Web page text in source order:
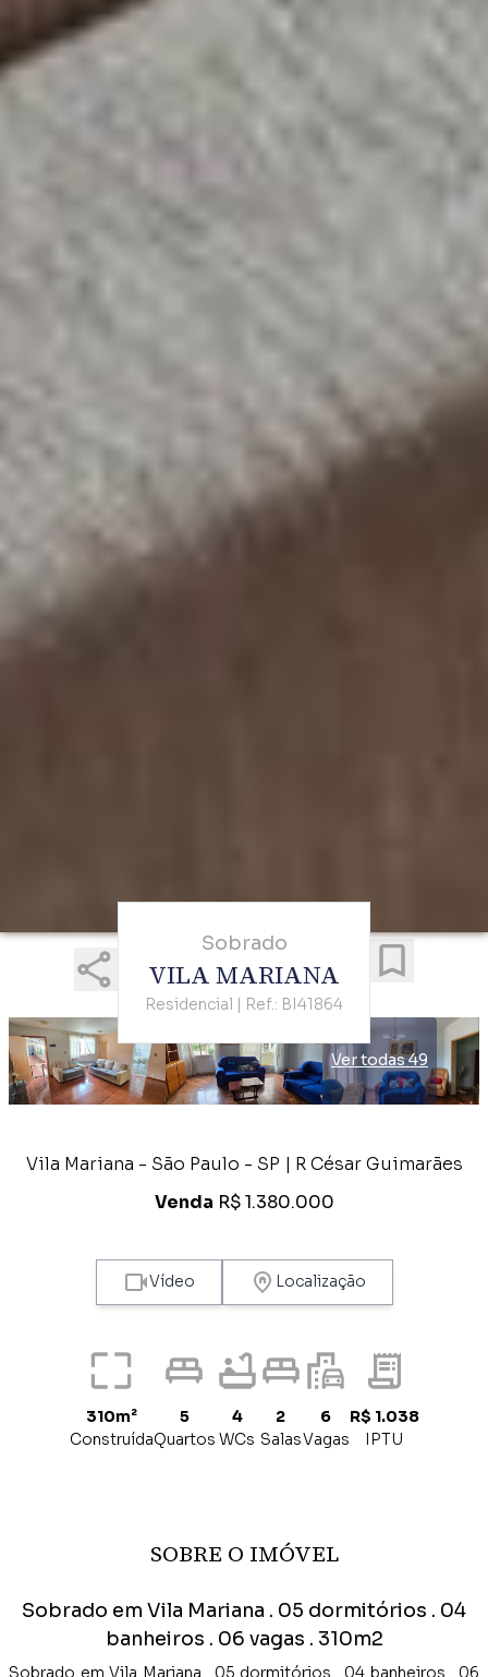
Sobrado
VILA MARIANA
Residencial | Ref.: BI41864
Ver todas 49
Vila Mariana - São Paulo - SP | R César Guimarães
Venda R$ 1.380.000
Vídeo Localização
310m²
Construída
5
Quartos
4
WCs
2
Salas
6
Vagas
R$ 1.038
IPTU
SOBRE O IMÓVEL
Sobrado em Vila Mariana . 05 dormitórios . 04
banheiros . 06 vagas . 310m2
Sobrado em Vila Mariana . 05 dormitórios . 04 banheiros . 06